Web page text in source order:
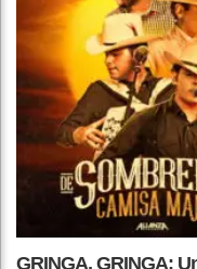
GRINGA, GRINGA: